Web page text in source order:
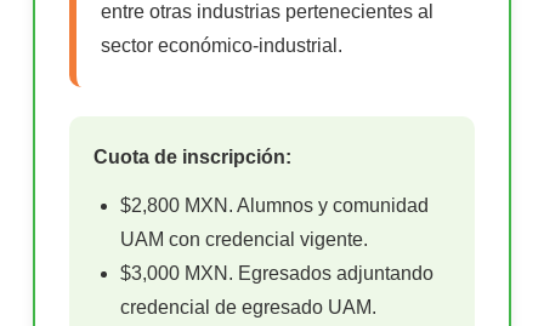
entre otras industrias pertenecientes al
sector económico-industrial.
Cuota de inscripción:
$2,800 MXN. Alumnos y comunidad
UAM con credencial vigente.
$3,000 MXN. Egresados adjuntando
credencial de egresado UAM.